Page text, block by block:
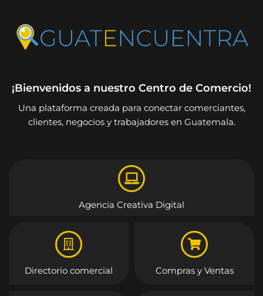
¡Bienvenidos a nuestro Centro de Comercio!
Una plataforma creada para conectar comerciantes,
clientes, negocios y trabajadores en Guatemala.
Agencia Creativa Digital
Directorio comercial Compras y Ventas